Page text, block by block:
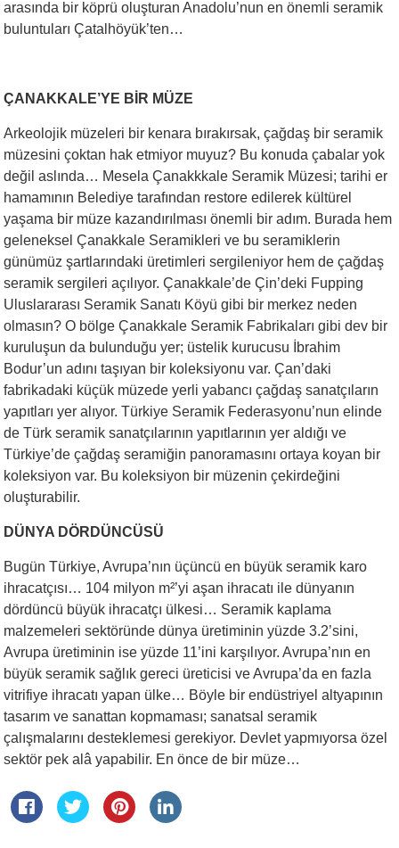
arasında bir köprü oluşturan Anadolu’nun en önemli seramik
buluntuları Çatalhöyük’ten…
ÇANAKKALE’YE BİR MÜZE
Arkeolojik müzeleri bir kenara bırakırsak, çağdaş bir seramik
müzesini çoktan hak etmiyor muyuz? Bu konuda çabalar yok
değil aslında… Mesela Çanakkkale Seramik Müzesi; tarihi er
hamamının Belediye tarafından restore edilerek kültürel
yaşama bir müze kazandırılması önemli bir adım. Burada hem
geleneksel Çanakkale Seramikleri ve bu seramiklerin
günümüz şartlarındaki üretimleri sergileniyor hem de çağdaş
seramik sergileri açılıyor. Çanakkale’de Çin’deki Fupping
Uluslararası Seramik Sanatı Köyü gibi bir merkez neden
olmasın? O bölge Çanakkale Seramik Fabrikaları gibi dev bir
kuruluşun da bulunduğu yer; üstelik kurucusu İbrahim
Bodur’un adını taşıyan bir koleksiyonu var. Çan’daki
fabrikadaki küçük müzede yerli yabancı çağdaş sanatçıların
yapıtları yer alıyor. Türkiye Seramik Federasyonu’nun elinde
de Türk seramik sanatçılarının yapıtlarının yer aldığı ve
Türkiye’de çağdaş seramiğin panoramasını ortaya koyan bir
koleksiyon var. Bu koleksiyon bir müzenin çekirdeğini
oluşturabilir.
DÜNYA DÖRDÜNCÜSÜ
Bugün Türkiye, Avrupa’nın üçüncü en büyük seramik karo
ihracatçısı… 104 milyon m²’yi aşan ihracatı ile dünyanın
dördüncü büyük ihracatçı ülkesi… Seramik kaplama
malzemeleri sektöründe dünya üretiminin yüzde 3.2’sini,
Avrupa üretiminin ise yüzde 11’ini karşılıyor. Avrupa’nın en
büyük seramik sağlık gereci üreticisi ve Avrupa’da en fazla
vitrifiye ihracatı yapan ülke… Böyle bir endüstriyel altyapının
tasarım ve sanattan kopmaması; sanatsal seramik
çalışmalarını desteklemesi gerekiyor. Devlet yapmıyorsa özel
sektör pek alâ yapabilir. En önce de bir müze…